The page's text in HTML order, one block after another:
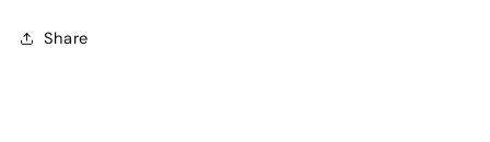
Share